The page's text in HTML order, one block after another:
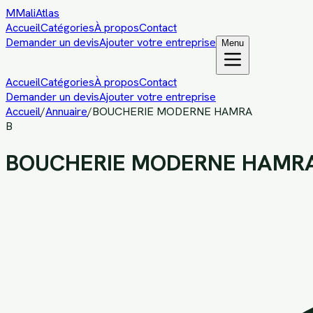
MMaliAtlas
AccueilCatégoriesÀ proposContact
Demander un devisAjouter votre entreprise Menu
AccueilCatégoriesÀ proposContact
Demander un devisAjouter votre entreprise
Accueil/Annuaire/BOUCHERIE MODERNE HAMRA
B
BOUCHERIE MODERNE